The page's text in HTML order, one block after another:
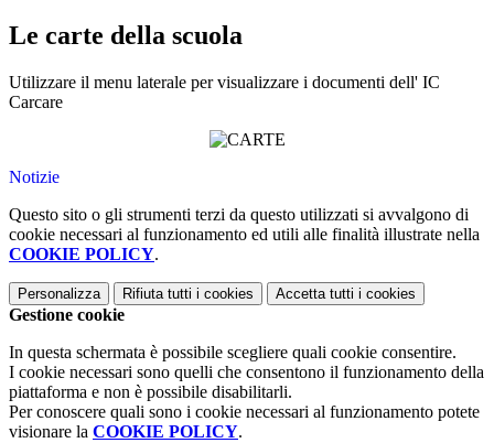
Le carte della scuola
Utilizzare il menu laterale per visualizzare i documenti dell' IC
Carcare
Notizie
Questo sito o gli strumenti terzi da questo utilizzati si avvalgono di
cookie necessari al funzionamento ed utili alle finalità illustrate nella
COOKIE POLICY.
Personalizza Rifiuta tutti i cookies Accetta tutti i cookies
Gestione cookie
In questa schermata è possibile scegliere quali cookie consentire.
I cookie necessari sono quelli che consentono il funzionamento della
piattaforma e non è possibile disabilitarli.
Per conoscere quali sono i cookie necessari al funzionamento potete
visionare la COOKIE POLICY.